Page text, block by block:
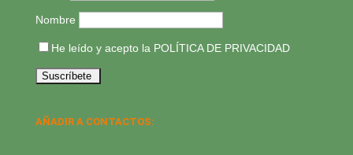
Nombre
He leído y acepto la POLÍTICA DE PRIVACIDAD
AÑADIR A CONTACTOS: